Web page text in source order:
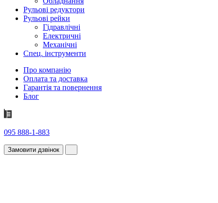
Рульові редуктори
Рульові рейки
Гідравлічні
Електричні
Механічні
Спец. інструменти
Про компанію
Оплата та доставка
Гарантія та повернення
Блог
095 888-1-883
Замовити дзвінок